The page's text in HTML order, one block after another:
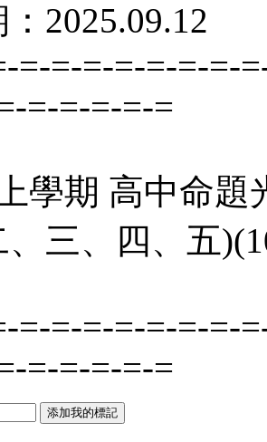
2025.09.12
=-=-=-=-=-=-=-
=-=-=-=-=
學期 高中命
三、四、五
=-=-=-=-=-=-=-
=-=-=-=-=